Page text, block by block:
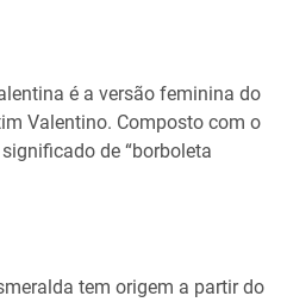
é a versão feminina do
Valentino. Composto com o
de “borboleta
tem origem a partir do